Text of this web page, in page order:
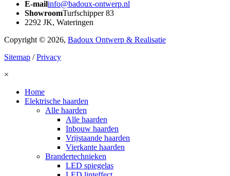
E-mailinfo@badoux-ontwerp.nl
ShowroomTurfschipper 83
2292 JK, Wateringen
Copyright © 2026, Badoux Ontwerp & Realisatie
Sitemap /Privacy
×
Home
Elektrische haarden
Alle haarden
Alle haarden
Inbouw haarden
Vrijstaande haarden
Vierkante haarden
Brandertechnieken
LED spiegelas